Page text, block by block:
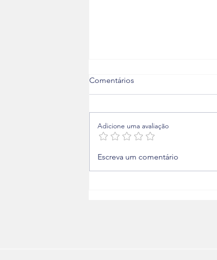
STJ mantém condenação da
Comentários
Adicione uma avaliação
Escreva um comentário